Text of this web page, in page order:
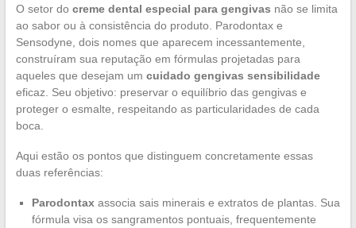
O setor do creme dental especial para gengivas não se limita
ao sabor ou à consistência do produto. Parodontax e
Sensodyne, dois nomes que aparecem incessantemente,
construíram sua reputação em fórmulas projetadas para
aqueles que desejam um cuidado gengivas sensibilidade
eficaz. Seu objetivo: preservar o equilíbrio das gengivas e
proteger o esmalte, respeitando as particularidades de cada
boca.
Aqui estão os pontos que distinguem concretamente essas
duas referências:
Parodontaxassocia sais minerais e extratos de plantas. Sua
fórmula visa os sangramentos pontuais, frequentemente